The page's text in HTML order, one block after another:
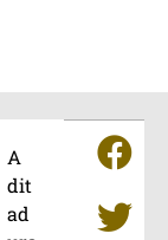
A
dit
ad